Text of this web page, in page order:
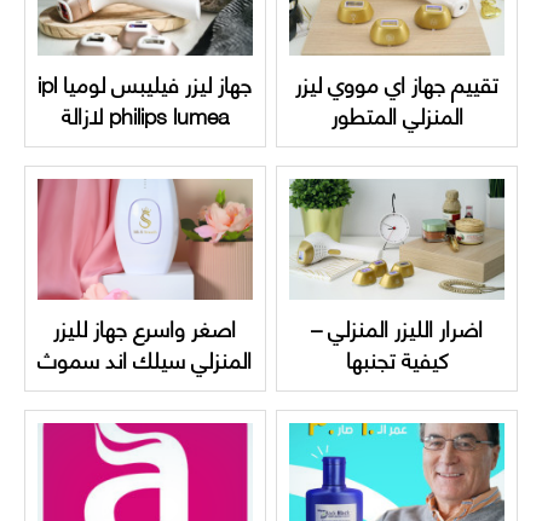
تقييم جهاز اي مووي ليزر
المنزلي المتطور
جهاز ليزر فيليبس لوميا ipl
philips lumea لازالة
الشعر | دليل متكامل
اضرار الليزر المنزلي –
كيفية تجنبها
اصغر واسرع جهاز لليزر
المنزلي سيلك اند سموث
اختيارك الدائم